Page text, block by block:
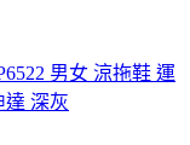
男女 涼拖鞋 運
達 深灰